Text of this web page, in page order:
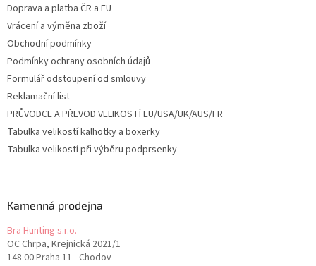
Doprava a platba ČR a EU
Vrácení a výměna zboží
Obchodní podmínky
Podmínky ochrany osobních údajů
Formulář odstoupení od smlouvy
Reklamační list
PRŮVODCE A PŘEVOD VELIKOSTÍ EU/USA/UK/AUS/FR
Tabulka velikostí kalhotky a boxerky
Tabulka velikostí při výběru podprsenky
Kamenná prodejna
Bra Hunting s.r.o.
OC Chrpa, Krejnická 2021/1
148 00 Praha 11 - Chodov